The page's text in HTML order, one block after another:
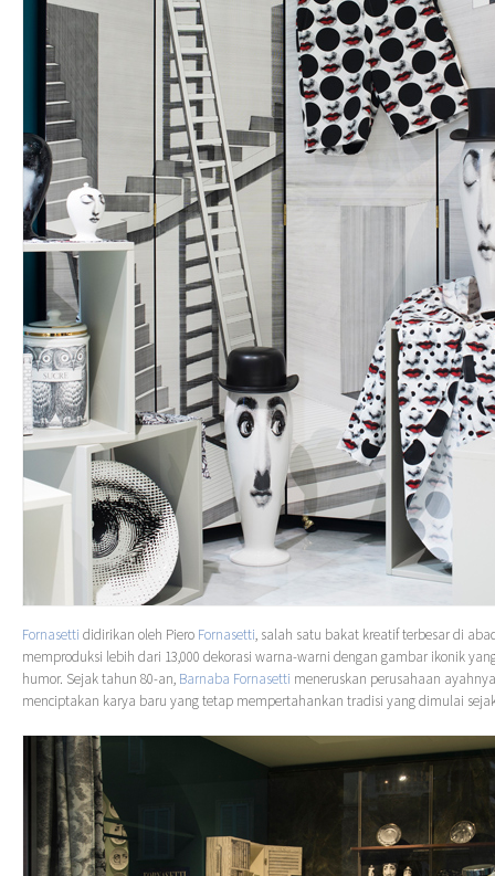
Fornasetti didirikan oleh Piero Fornasetti, salah satu bakat kreatif terbesar di
memproduksi lebih dari 13,000 dekorasi warna-warni dengan gambar ikonik
humor. Sejak tahun 80-an, Barnaba Fornasetti meneruskan perusahaan
menciptakan karya baru yang tetap mempertahankan tradisi yang dimulai